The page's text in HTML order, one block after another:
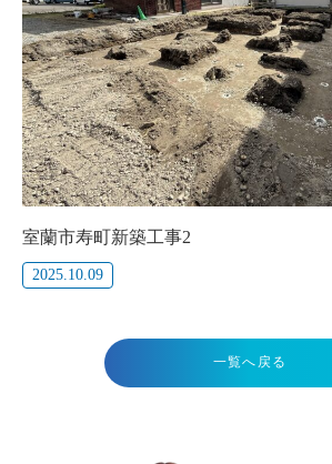
室蘭市寿町新築工事2
2025.10.09
一覧へ戻る